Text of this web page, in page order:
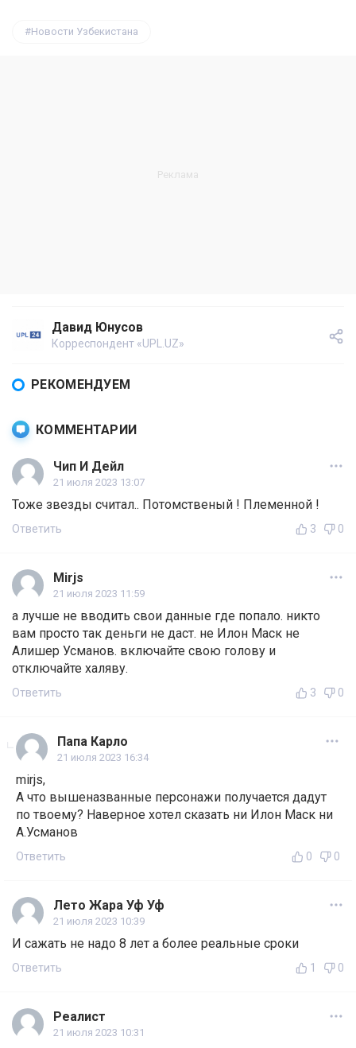
Новости Узбекистана
Давид Юнусов
Корреспондент «UPL.UZ»
РЕКОМЕНДУЕМ
КОММЕНТАРИИ
Чип И Дейл
21 июля 2023 13:07
Тоже звезды считал.. Потомственый ! Племенной !
Ответить 3 0
Mirjs
21 июля 2023 11:59
а лучше не вводить свои данные где попало. никто
вам просто так деньги не даст. не Илон Маск не
Алишер Усманов. включайте свою голову и
отключайте халяву.
Ответить 3 0
Папа Карло
21 июля 2023 16:34
mirjs,
А что вышеназванные персонажи получается дадут
по твоему? Наверное хотел сказать ни Илон Маск ни
А.Усманов
Ответить 0 0
Лето Жара Уф Уф
21 июля 2023 10:39
И сажать не надо 8 лет а более реальные сроки
Ответить 1 0
Реалист
21 июля 2023 10:31